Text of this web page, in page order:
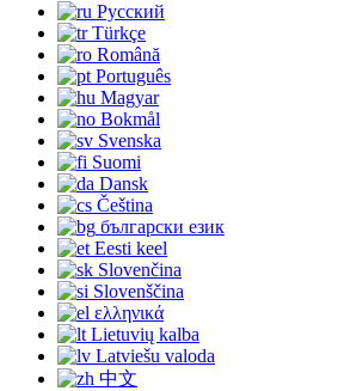
Русский
Türkçe
Română
Português
Magyar
Bokmål
Svenska
Suomi
Dansk
Čeština
български език
Eesti keel
Slovenčina
Slovenščina
ελληνικά
Lietuvių kalba
Latviešu valoda
中文